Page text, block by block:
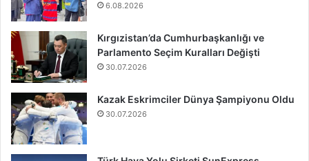
6.08.2026
Kırgızistan’da Cumhurbaşkanlığı ve
Parlamento Seçim Kuralları Değişti
30.07.2026
Kazak Eskrimciler Dünya Şampiyonu Oldu
30.07.2026